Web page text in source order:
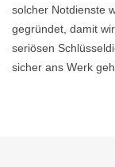
solcher Notdienste
gegründet, damit
seriösen
sicher ans Werk